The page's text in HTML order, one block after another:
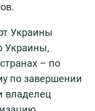
Украины
Украины,
– по
по завершении
владелец